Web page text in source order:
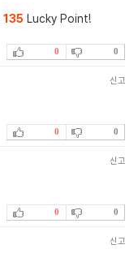
135 Lucky Point!
0 0
신고
0 0
신고
0 0
신고